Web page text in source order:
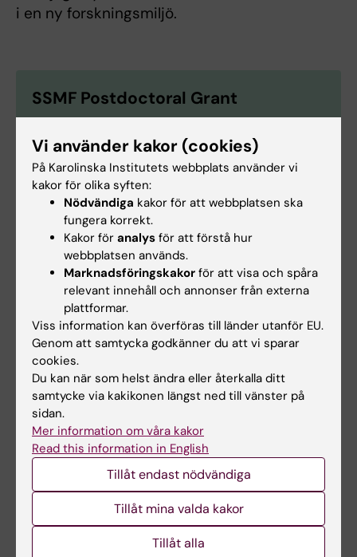
i en ny forskningsmiljö.
SSMF Postdoctoral Grant
möjlighet att bygga självständighet och utveckla
en egen forskningslinje.
Finansiering Åldrande
Uppdaterad av:
Charlotte Brandt 2026-05-04
Dela
Relaterade artiklar
Vi använder kakor (cookies)
På Karolinska Institutets webbplats använder vi
kakor för olika syften:
Nödvändiga kakor för att webbplatsen ska
fungera korrekt.
Kakor för analys för att förstå hur
webbplatsen används.
Marknadsföringskakor för att visa och spåra
relevant innehåll och annonser från externa
plattformar.
Viss information kan överföras till länder utanför EU.
Genom att samtycka godkänner du att vi sparar
cookies.
Du kan när som helst ändra eller återkalla ditt
samtycke via kakikonen längst ned till vänster på
sidan.
Mer information om våra kakor
Read this information in English
Tillåt endast nödvändiga
Tillåt mina valda kakor
Tillåt alla